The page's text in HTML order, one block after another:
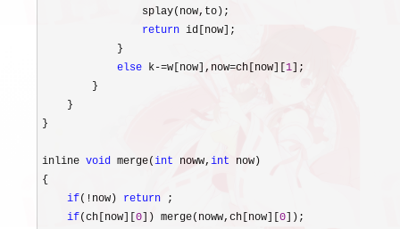
                splay(now,to);
return id[now];
            }
else k-=w[now],now=ch[now][ 1 ];
        }
    }
}
inline void merge(int noww, int now)
{
if(!now) return ;
if(ch[now][ 0 ]) merge(noww,ch[now][ 0 ]);